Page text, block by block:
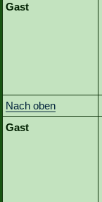
Gast
Nach oben
Gast